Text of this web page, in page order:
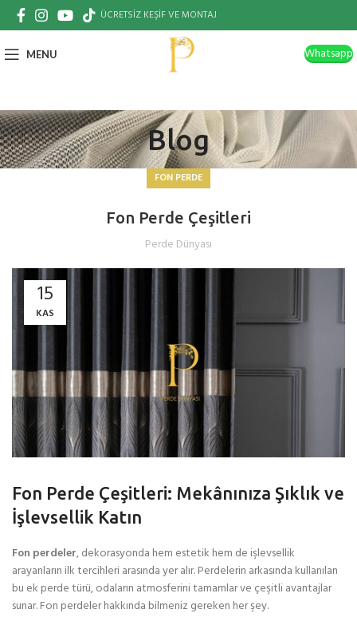
ÜCRETSİZ KEŞİF VE MONTAJ
MENU Whatsapp
Blog
FON PERDE
Fon Perde Çeşitleri
Perde Dünyası
15
KAS
Fon Perde Çeşitleri: Mekânınıza Şıklık ve
İşlevsellik Katın
Fon perdeler, dekorasyonda hem estetik hem de işlevsellik
arayanların ilk tercihleri arasında yer alır. Perdelerin arkasında kullanılan
bu ek perde türü, odaların atmosferini tamamlar ve çeşitli avantajlar
sunar. Fon perdeler hakkında bilmeniz gereken her şey.